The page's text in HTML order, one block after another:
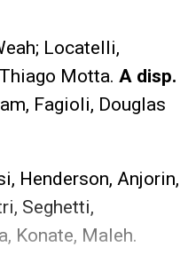
Locatelli,
Thiago Motta. A disp.
Fagioli, Douglas
Henderson, Anjorin,
Seghetti,
Konate, Maleh.